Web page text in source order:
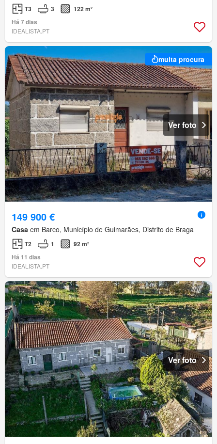
T3 3
122 m²
Há 7 dias
IDEALISTA.PT
muita procura
Ver foto
149 900 €
Casa em Barco, Município de Guimarães, Distrito de Braga
T2 1
92 m²
Há 11 dias
IDEALISTA.PT
Ver foto